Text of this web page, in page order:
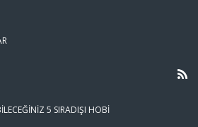
5 SIRADIŞI HOBI